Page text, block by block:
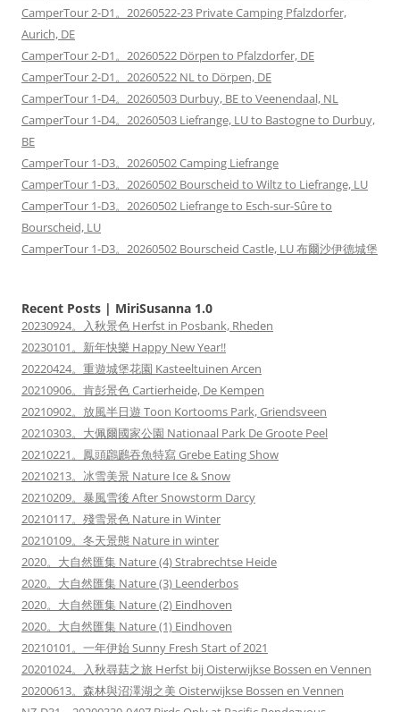
CamperTour 2-D1。20260522-23 Private Camping Pfalzdorfer,
Aurich, DE
CamperTour 2-D1。20260522 Dörpen to Pfalzdorfer, DE
CamperTour 2-D1。20260522 NL to Dörpen, DE
CamperTour 1-D4。20260503 Durbuy, BE to Veenendaal, NL
CamperTour 1-D4。20260503 Liefrange, LU to Bastogne to Durbuy,
BE
CamperTour 1-D3。20260502 Camping Liefrange
CamperTour 1-D3。20260502 Bourscheid to Wiltz to Liefrange, LU
CamperTour 1-D3。20260502 Liefrange to Esch-sur-Sûre to
Bourscheid, LU
CamperTour 1-D3。20260502 Bourscheid Castle, LU 布爾沙伊德城堡
Recent Posts | MiriSusanna 1.0
20230924。入秋景色 Herfst in Posbank, Rheden
20230101。新年快樂 Happy New Year!!
20220424。重遊城堡花園 Kasteeltuinen Arcen
20210906。肯彭景色 Cartierheide, De Kempen
20210902。放風半日遊 Toon Kortooms Park, Griendsveen
20210303。大佩爾國家公園 Nationaal Park De Groote Peel
20210221。鳳頭鸊鷉吞魚特寫 Grebe Eating Show
20210213。冰雪美景 Nature Ice & Snow
20210209。暴風雪後 After Snowstorm Darcy
20210117。殘雪景色 Nature in Winter
20210109。冬天景態 Nature in winter
2020。大自然匯集 Nature (4) Strabrechtse Heide
2020。大自然匯集 Nature (3) Leenderbos
2020。大自然匯集 Nature (2) Eindhoven
2020。大自然匯集 Nature (1) Eindhoven
20210101。一年伊始 Sunny Fresh Start of 2021
20201024。入秋尋菇之旅 Herfst bij Oisterwijkse Bossen en Vennen
20200613。森林與沼澤湖之美 Oisterwijkse Bossen en Vennen